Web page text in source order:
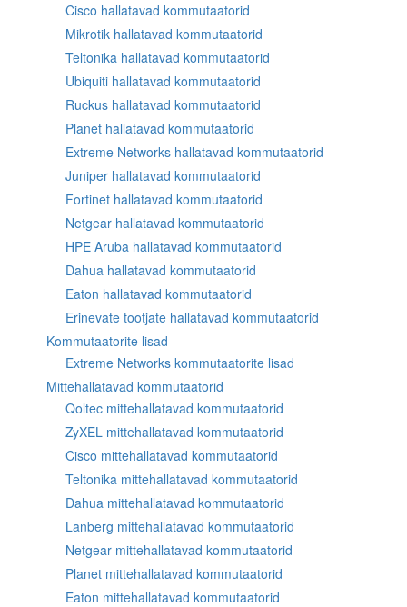
Cisco hallatavad kommutaatorid
Mikrotik hallatavad kommutaatorid
Teltonika hallatavad kommutaatorid
Ubiquiti hallatavad kommutaatorid
Ruckus hallatavad kommutaatorid
Planet hallatavad kommutaatorid
Extreme Networks hallatavad kommutaatorid
Juniper hallatavad kommutaatorid
Fortinet hallatavad kommutaatorid
Netgear hallatavad kommutaatorid
HPE Aruba hallatavad kommutaatorid
Dahua hallatavad kommutaatorid
Eaton hallatavad kommutaatorid
Erinevate tootjate hallatavad kommutaatorid
Kommutaatorite lisad
Extreme Networks kommutaatorite lisad
Mittehallatavad kommutaatorid
Qoltec mittehallatavad kommutaatorid
ZyXEL mittehallatavad kommutaatorid
Cisco mittehallatavad kommutaatorid
Teltonika mittehallatavad kommutaatorid
Dahua mittehallatavad kommutaatorid
Lanberg mittehallatavad kommutaatorid
Netgear mittehallatavad kommutaatorid
Planet mittehallatavad kommutaatorid
Eaton mittehallatavad kommutaatorid